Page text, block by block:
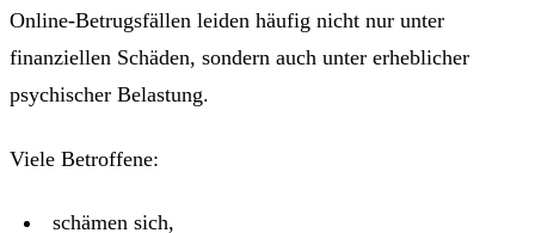
Online-Betrugsfällen leiden häufig nicht nur unter
finanziellen Schäden, sondern auch unter erheblicher
psychischer Belastung.
Viele Betroffene:
schämen sich,